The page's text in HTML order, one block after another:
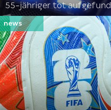
55-jähriger tot